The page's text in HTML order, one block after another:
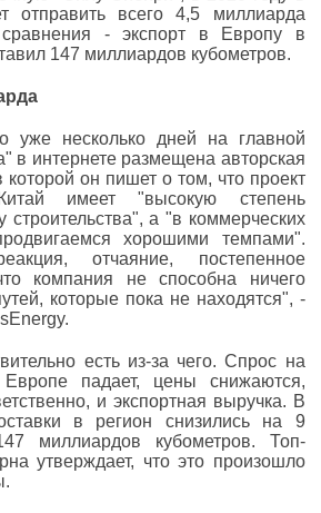
отправить всего 4,5 миллиарда
- экспорт в Европу в
147 миллиардов кубометров.
уже несколько дней на главной
в интернете размещена авторская
он пишет о том, что проект
имеет "высокую степень
строительства", а "в коммерческих
хорошими темпами".
отчаяние, постепенное
компания не способна ничего
которые пока не находятся", -
есть из-за чего. Спрос на
падает, цены снижаются,
и экспортная выручка. В
в регион снизились на 9
миллиардов кубометров. Топ-
утверждает, что это произошло